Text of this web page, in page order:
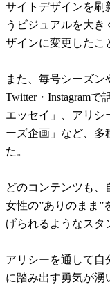
サイトデザインを刷
うビジュアルを大
ザインに変更したこ
また、毎号シーズン
Twitter・Instagramで
エッセイ」、アリシ
ーズ企画」など、多
た。
どのコンテンツも、
女性の”ありのまま”
げられるようなスタ
アリシーを通して自
に踏み出す勇気が湧